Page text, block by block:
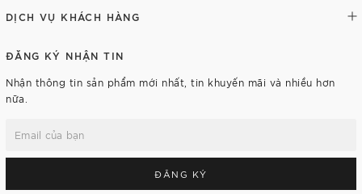
DỊCH VỤ KHÁCH HÀNG
ĐĂNG KÝ NHẬN TIN
Nhận thông tin sản phẩm mới nhất, tin khuyến mãi và nhiều hơn
nữa.
ĐĂNG KÝ